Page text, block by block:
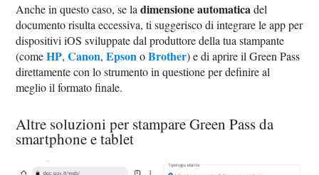
Anche in questo caso, se ladimensione automaticadel
documento risulta eccessiva, ti suggerisco di integrare le app per
dispositivi iOS sviluppate dal produttore della tua stampante
(comeHP,Canon,EpsonoBrother) e di aprire il Green Pass
direttamente con lo strumento in questione per definire al
meglio il formato finale.
Altre soluzioni per stampare Green Pass da
smartphone e tablet